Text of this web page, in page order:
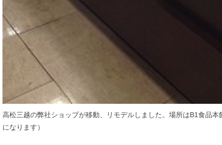
高松三越の弊社ショップが移動、リモデルしました。場所はB1食品
になります）